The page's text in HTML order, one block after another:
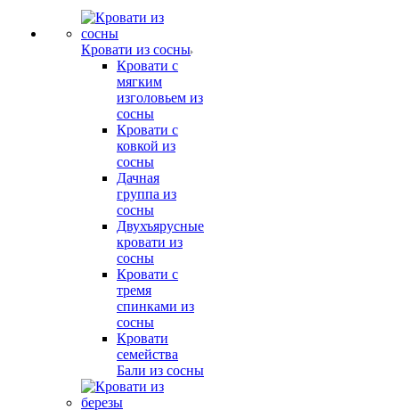
Кровати из сосны
Кровати с
мягким
изголовьем из
сосны
Кровати с
ковкой из
сосны
Дачная
группа из
сосны
Двухъярусные
кровати из
сосны
Кровати с
тремя
спинками из
сосны
Кровати
семейства
Бали из сосны